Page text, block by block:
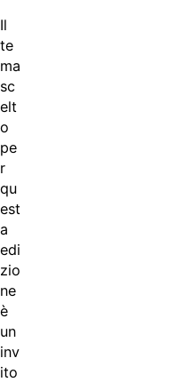
Il
te
ma
sc
elt
o
pe
r
qu
est
a
edi
zio
ne
è
un
inv
ito